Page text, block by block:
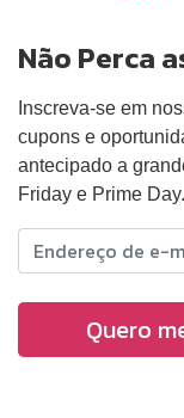
Não Perca
Inscreva-se em
cupons e
antecipado a
Friday e Prime Day.